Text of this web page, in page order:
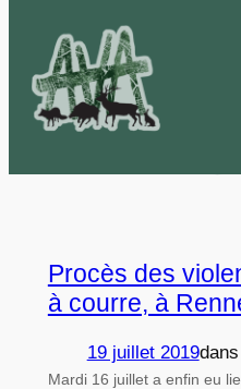
contenuÉtiquette
christophe
Procès des
à courre, à
19 juillet 2019dans
Mardi 16 juillet a enfin eu